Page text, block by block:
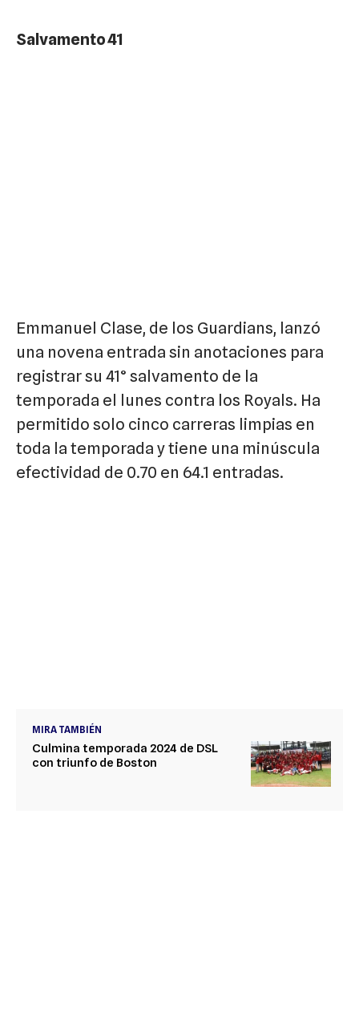
Salvamento 41
Emmanuel Clase, de los Guardians, lanzó
una novena entrada sin anotaciones para
registrar su 41° salvamento de la
temporada el lunes contra los Royals. Ha
permitido solo cinco carreras limpias en
toda la temporada y tiene una minúscula
efectividad de 0.70 en 64.1 entradas.
MIRA TAMBIÉN
Culmina temporada 2024 de DSL
con triunfo de Boston